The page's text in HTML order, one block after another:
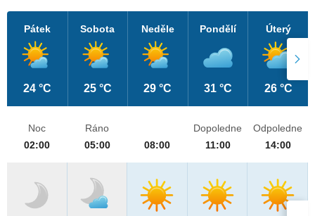
Pátek
24 °C
Sobota
25 °C
Neděle
29 °C
Pondělí
31 °C
Úterý
26 °C
Noc
02:00
Ráno
05:00
08:00
Dopoledne
11:00
Odpoledne
14:00